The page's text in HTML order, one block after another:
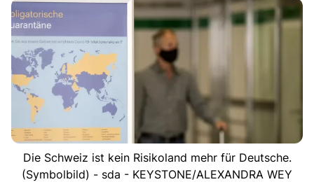
Die Schweiz ist kein Risikoland mehr für Deutsche.
(Symbolbild) - sda - KEYSTONE/ALEXANDRA WEY